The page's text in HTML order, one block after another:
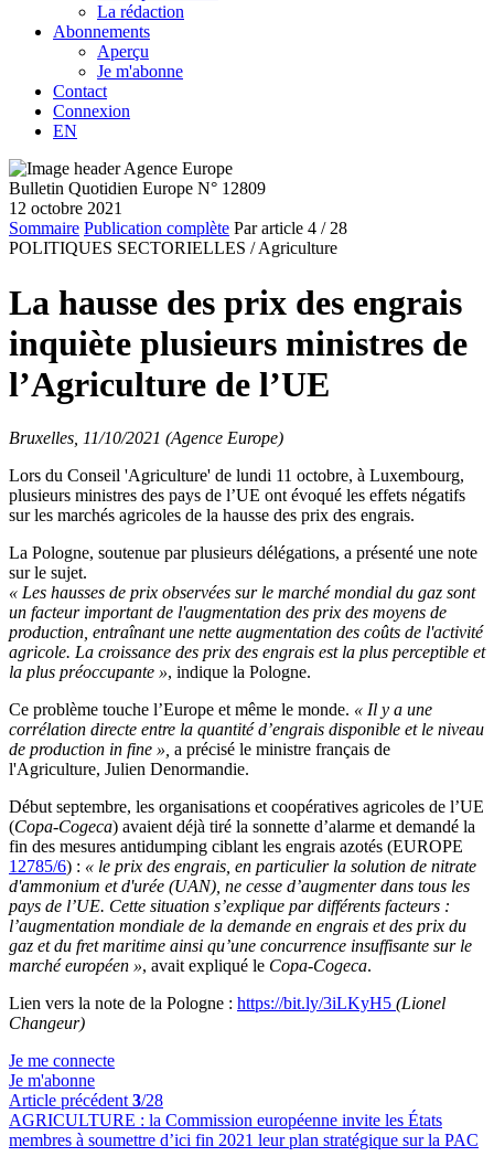
La rédaction
Abonnements
Aperçu
Je m'abonne
Contact
Connexion
EN
Bulletin Quotidien Europe N° 12809
12 octobre 2021
Sommaire Publication complète Par article 4 / 28
POLITIQUES SECTORIELLES / Agriculture
La hausse des prix des engrais
inquiète plusieurs ministres de
l’Agriculture de l’UE
Bruxelles, 11/10/2021 (Agence Europe)
Lors du Conseil 'Agriculture' de lundi 11 octobre, à Luxembourg,
plusieurs ministres des pays de l’UE ont évoqué les effets négatifs
sur les marchés agricoles de la hausse des prix des engrais.
La Pologne, soutenue par plusieurs délégations, a présenté une note
sur le sujet.
« Les hausses de prix observées sur le marché mondial du gaz sont
un facteur important de l'augmentation des prix des moyens de
production, entraînant une nette augmentation des coûts de l'activité
agricole. La croissance des prix des engrais est la plus perceptible et
la plus préoccupante », indique la Pologne.
Ce problème touche l’Europe et même le monde. « Il y a une
corrélation directe entre la quantité d’engrais disponible et le niveau
de production in fine », a précisé le ministre français de
l'Agriculture, Julien Denormandie.
Début septembre, les organisations et coopératives agricoles de l’UE
(Copa-Cogeca) avaient déjà tiré la sonnette d’alarme et demandé la
fin des mesures antidumping ciblant les engrais azotés (EUROPE
12785/6) : « le prix des engrais, en particulier la solution de nitrate
d'ammonium et d'urée (UAN), ne cesse d’augmenter dans tous les
pays de l’UE. Cette situation s’explique par différents facteurs :
l’augmentation mondiale de la demande en engrais et des prix du
gaz et du fret maritime ainsi qu’une concurrence insuffisante sur le
marché européen », avait expliqué le Copa-Cogeca.
Lien vers la note de la Pologne : https://bit.ly/3iLKyH5 (Lionel
Changeur)
Je me connecte
Je m'abonne
Article précédent 3/28
AGRICULTURE : la Commission européenne invite les États
membres à soumettre d’ici fin 2021 leur plan stratégique sur la PAC